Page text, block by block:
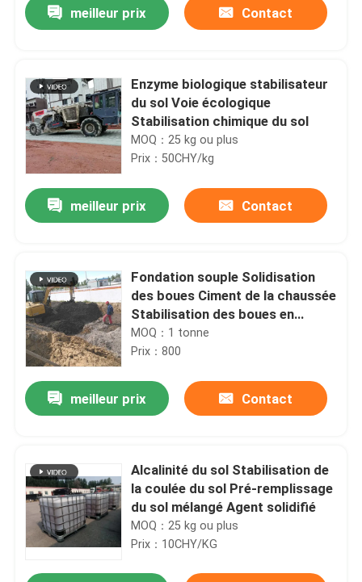
meilleur prix Contact
Enzyme biologique stabilisateur
du sol Voie écologique
Stabilisation chimique du sol
MOQ：25 kg ou plus
Prix：50CHY/kg
meilleur prix Contact
Fondation souple Solidisation
des boues Ciment de la chaussée
Stabilisation des boues en
poudre
MOQ：1 tonne
Prix：800
meilleur prix Contact
Alcalinité du sol Stabilisation de
la coulée du sol Pré-remplissage
du sol mélangé Agent solidifié
MOQ：25 kg ou plus
Prix：10CHY/KG